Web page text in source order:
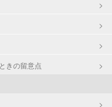
きの留意点